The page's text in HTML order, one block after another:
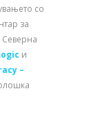
со
за
Северна
и
–